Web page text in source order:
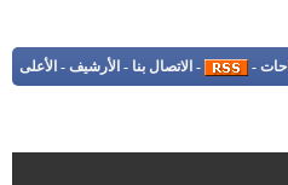
-
- الاتصال بنا - الأرشيف - الأعلى